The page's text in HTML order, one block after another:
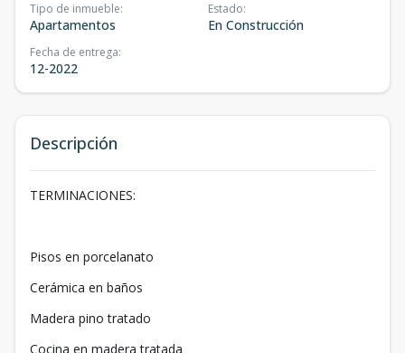
Tipo de inmueble:
Apartamentos
Estado:
En Construcción
Fecha de entrega:
12-2022
Descripción
TERMINACIONES:
Pisos en porcelanato
Cerámica en baños
Madera pino tratado
Cocina en madera tratada